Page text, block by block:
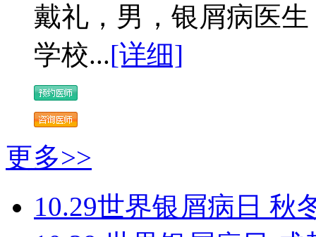
戴礼，男，银屑病医
学校...[详细]
更多>>
10.29世界银屑病日 秋